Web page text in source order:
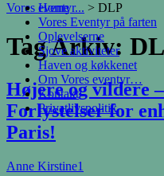
Home
Vores Eventyr på farten
Oplevelserne
Sjove aktiviteter
Haven og køkkenet
Om Vores eventyr…
Kontakt
Privatlivspolitik
Vores eventyr... > DLP
Tag Arkiv:
Højere og vildere
Forlystelser for
Paris!
Anne Kirstine1